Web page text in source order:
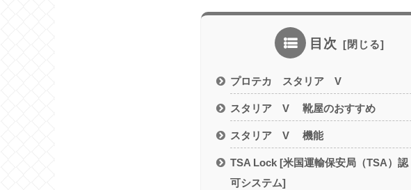
目次
プロテカ スタリア V
スタリア V 靴屋のおすすめ
スタリア V 機能
TSA Lock [米国運輸保安局（TSA）認
可システム]